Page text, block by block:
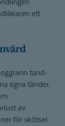
ett
tand-
egna tänder.
av
för skötsel